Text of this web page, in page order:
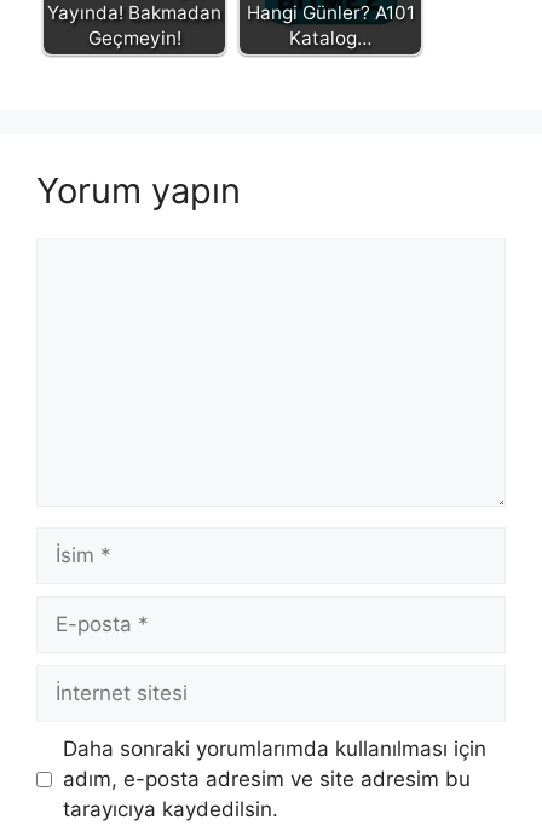
Yayında! Bakmadan
Geçmeyin!
Hangi Günler? A101
Katalog…
Yorum yapın
İsim
posta
İnternet
sitesi
Daha sonraki yorumlarımda kullanılması için
adım, e-posta adresim ve site adresim bu
tarayıcıya kaydedilsin.